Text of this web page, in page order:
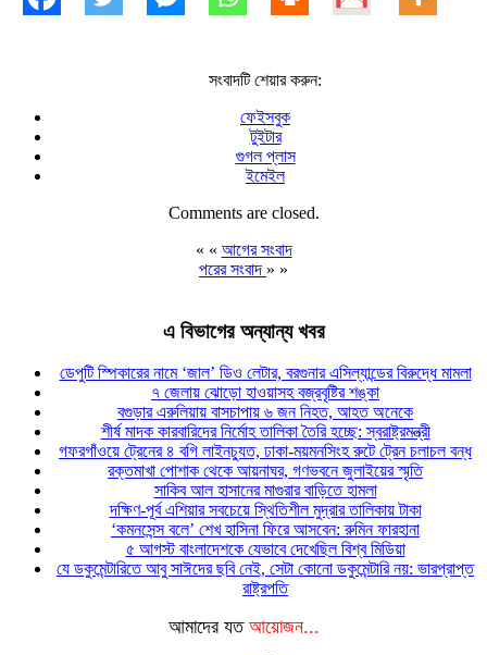
সংবাদটি শেয়ার করুন:
ফেইসবুক
টুইটার
গুগল প্লাস
ইমেইল
Comments are closed.
« « আগের সংবাদ
পরের সংবাদ » »
এ বিভাগের অন্যান্য খবর
ডেপুটি স্পিকারের নামে ‘জাল’ ডিও লেটার, বরগুনার এসিল্যান্ডের বিরুদ্ধে মামলা
৭ জেলায় ঝোড়ো হাওয়াসহ বজ্রবৃষ্টির শঙ্কা
বগুড়ার এরুলিয়ায় বাসচাপায় ৬ জন নিহত, আহত অনেকে
শীর্ষ মাদক কারবারিদের নির্মোহ তালিকা তৈরি হচ্ছে: স্বরাষ্ট্রমন্ত্রী
গফরগাঁওয়ে ট্রেনের ৪ বগি লাইনচ্যুত, ঢাকা-ময়মনসিংহ রুটে ট্রেন চলাচল বন্ধ
রক্তমাখা পোশাক থেকে আয়নাঘর, গণভবনে জুলাইয়ের স্মৃতি
সাকিব আল হাসানের মাগুরার বাড়িতে হামলা
দক্ষিণ-পূর্ব এশিয়ার সবচেয়ে স্থিতিশীল মুদ্রার তালিকায় টাকা
‘কমনসেন্স বলে’ শেখ হাসিনা ফিরে আসবেন: রুমিন ফারহানা
৫ আগস্ট বাংলাদেশকে যেভাবে দেখেছিল বিশ্ব মিডিয়া
যে ডকুমেন্টারিতে আবু সাঈদের ছবি নেই, সেটা কোনো ডকুমেন্টারি নয়: ভারপ্রাপ্ত
রাষ্ট্রপতি
আমাদের যত আয়োজন...